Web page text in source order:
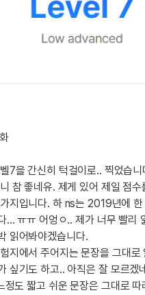
피&퀘스트 업적 트로피
업적 트로피
업적 트로피
업적 트로피
업적 트로피
디엄퀴즈
퀴즈
퀴즈
퀴즈
휘퀴즈
퀴즈
퀴즈새글
퀴즈
어표현
7을 간신히 턱걸이로.. 찍었습
참 좋네유. 제게 있어 제일 점
지입니다. 하 ns는 2019년에
... ㅠㅠ 어엉ㅇ.. 제가 너무 빨리
읽어봐야겠습니다.
지에서 주어지는 문장을 그대
싶기도 하고.. 아직은 잘 모르겠
정도 짧고 쉬운 문장은 그대로